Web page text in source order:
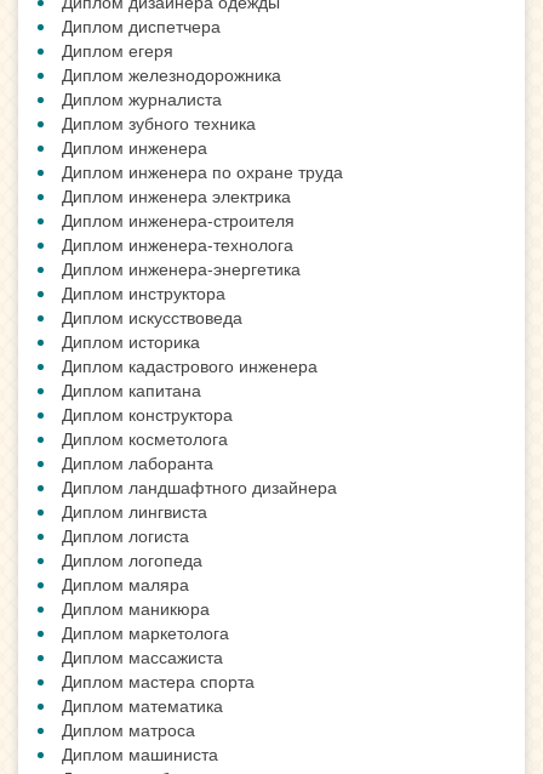
Диплом диспетчера
Диплом егеря
Диплом железнодорожника
Диплом журналиста
Диплом зубного техника
Диплом инженера
Диплом инженера по охране труда
Диплом инженера электрика
Диплом инженера-строителя
Диплом инженера-технолога
Диплом инженера-энергетика
Диплом инструктора
Диплом искусствоведа
Диплом историка
Диплом кадастрового инженера
Диплом капитана
Диплом конструктора
Диплом косметолога
Диплом лаборанта
Диплом ландшафтного дизайнера
Диплом лингвиста
Диплом логиста
Диплом логопеда
Диплом маляра
Диплом маникюра
Диплом маркетолога
Диплом массажиста
Диплом мастера спорта
Диплом математика
Диплом матроса
Диплом машиниста